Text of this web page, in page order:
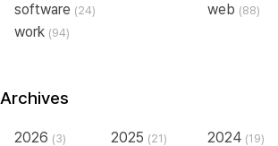
software (24) web (88)
work (94)
Archives
2026 (3) 2025 (21) 2024 (19)